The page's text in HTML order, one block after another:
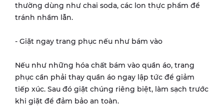
thường dùng như chai soda, các lon thực phẩm để
tránh nhầm lẫn.
- Giặt ngay trang phục nếu như bám vào
Nếu như những hóa chất bám vào quần áo, trang
phục cần phải thay quần áo ngay lập tức để giảm
tiếp xúc. Sau đó giặt chúng riêng biệt, làm sạch trước
khi giặt để đảm bảo an toàn.